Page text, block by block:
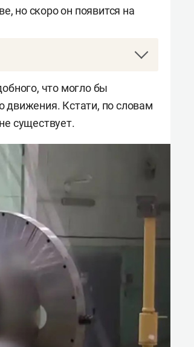
но скоро он появится на
маневрировать над Землей
ракетного оружия
Федеральному Собранию 1
2025-го.
Генштаба
Герасимов
км и находилась в воздухе
и горизонтальные
и противовоздушной
что могло бы
движения. Кстати, по словам
существует.